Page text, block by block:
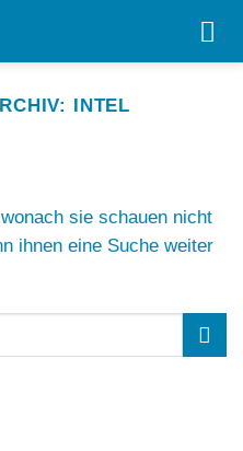
INTEL
sie schauen nicht
ihnen eine Suche weiter